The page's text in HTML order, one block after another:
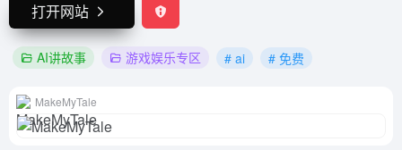
打开网站
AI讲故事 游戏娱乐专区 # ai # 免费
MakeMyTale